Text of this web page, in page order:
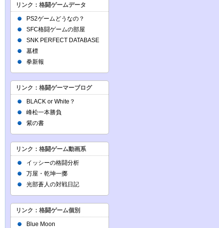
リンク：格闘ゲームデータ
PS2ゲームどうなの？
SFC格闘ゲームの部屋
SNK PERFECT DATABASE
墓標
拳新報
リンク：格闘ゲーマーブログ
BLACK or White？
峰松一本勝負
紫の書
リンク：格闘ゲーム動画系
イッシーの格闘分析
万屋・乾坤一擲
光部蒼人の対戦日記
リンク：格闘ゲーム個別
Blue Moon